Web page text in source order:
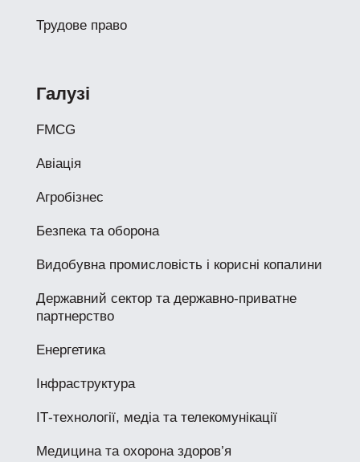
Трудове право
Галузі
FMCG
Авіація
Агробізнес
Безпека та оборона
Видобувна промисловість і корисні копалини
Державний сектор та державно-приватне
партнерство
Енергетика
Інфраструктура
ІТ-технології, медіа та телекомунікації
Медицина та охорона здоров’я